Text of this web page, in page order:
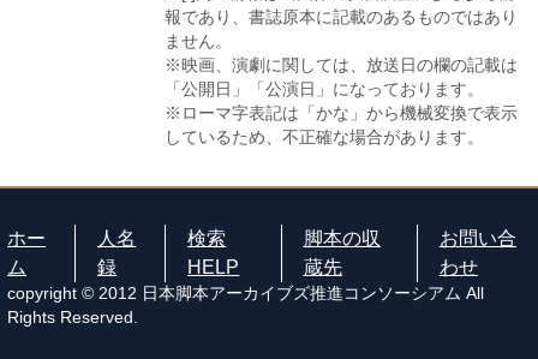
報であり、書誌原本に記載のあるものではあり
ません。
※映画、演劇に関しては、放送日の欄の記載は
「公開日」「公演日」になっております。
※ローマ字表記は「かな」から機械変換で表示
しているため、不正確な場合があります。
ホー
ム
人名
録
検索
HELP
脚本の収
蔵先
お問い合
わせ
copyright © 2012 日本脚本アーカイブズ推進コンソーシアム All
Rights Reserved.